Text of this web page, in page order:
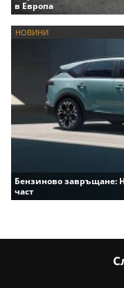
в Европа
НОВИНИ
Бензиново завръщане:
част